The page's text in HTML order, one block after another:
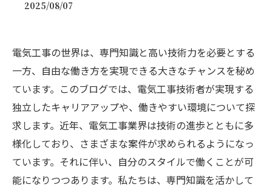
2025/08/07
電気工事の世界は、専門知識と高い技術力を必要とする
一方、自由な働き方を実現できる大きなチャンスを秘め
ています。このブログでは、電気工事技術者が実現する
独立したキャリアアップや、働きやすい環境について探
求します。近年、電気工事業界は技術の進歩とともに多
様化しており、さまざまな案件が求められるようになっ
ています。それに伴い、自分のスタイルで働くことが可
能になりつつあります。私たちは、専門知識を活かして